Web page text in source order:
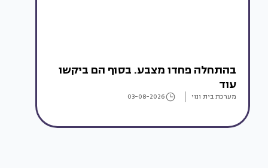
בהתחלה פחדו מצבע. בסוף הם ביקשו
עוד
מערכת בית ונוי 03-08-2026